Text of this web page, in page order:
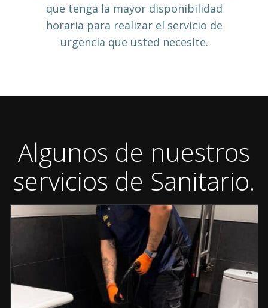
que tenga la mayor disponibilidad
horaria para realizar el servicio de
urgencia que usted necesite.
Algunos de nuestros
servicios de Sanitario.